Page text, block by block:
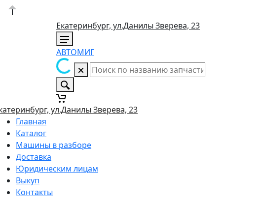
Екатеринбург, ул.Данилы Зверева, 23
АВТОМИГ
ул.Данилы Зверева, 23
Главная
Каталог
Машины в разборе
Доставка
Юридическим лицам
Выкуп
Контакты